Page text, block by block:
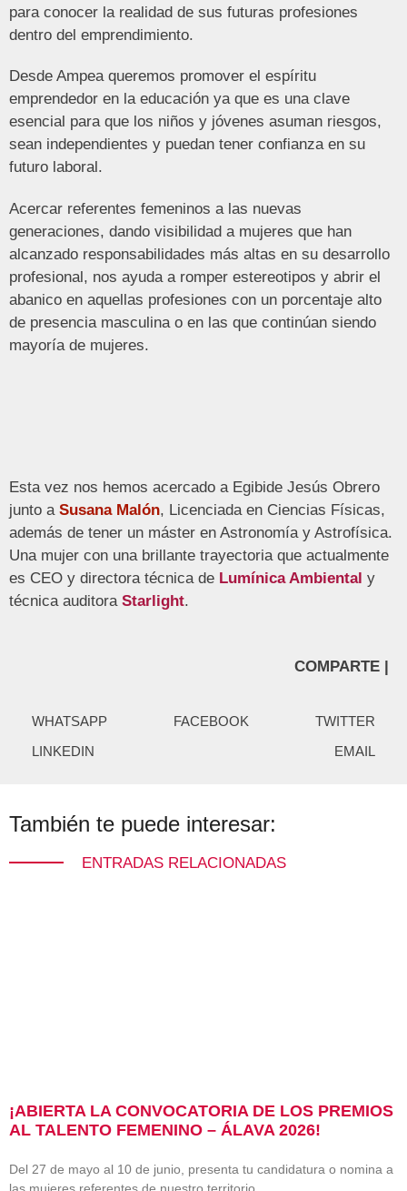
para conocer la realidad de sus futuras profesiones
dentro del emprendimiento.
Desde Ampea queremos promover el espíritu
emprendedor en la educación ya que es una clave
esencial para que los niños y jóvenes asuman riesgos,
sean independientes y puedan tener confianza en su
futuro laboral.
Acercar referentes femeninos a las nuevas
generaciones, dando visibilidad a mujeres que han
alcanzado responsabilidades más altas en su desarrollo
profesional, nos ayuda a romper estereotipos y abrir el
abanico en aquellas profesiones con un porcentaje alto
de presencia masculina o en las que continúan siendo
mayoría de mujeres.
Esta vez nos hemos acercado a Egibide Jesús Obrero
junto a Susana Malón, Licenciada en Ciencias Físicas,
además de tener un máster en Astronomía y Astrofísica.
Una mujer con una brillante trayectoria que actualmente
es CEO y directora técnica de Lumínica Ambiental y
técnica auditora Starlight.
COMPARTE |
WHATSAPP FACEBOOK
TWITTER
LINKEDIN
EMAIL
También te puede interesar:
ENTRADAS RELACIONADAS
¡ABIERTA LA CONVOCATORIA DE LOS PREMIOS
AL TALENTO FEMENINO – ÁLAVA 2026!
Del 27 de mayo al 10 de junio, presenta tu candidatura o nomina a